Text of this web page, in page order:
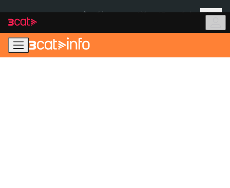
navegació
principal
contingut
Més